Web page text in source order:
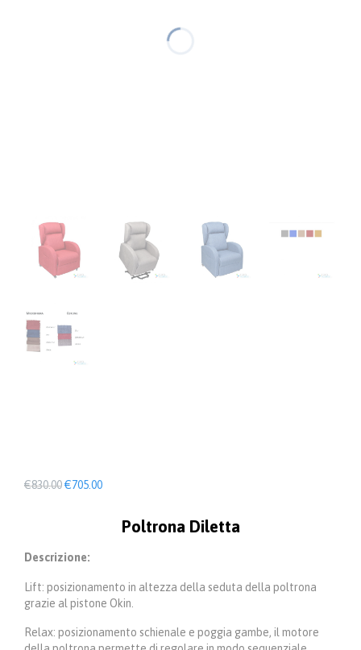
€830.00 Il
€705.00Il
Poltrona Diletta
Descrizione:
Lift: posizionamento in altezza della seduta della poltrona
grazie al pistone Okin.
Relax: posizionamento schienale e poggia gambe, il motore